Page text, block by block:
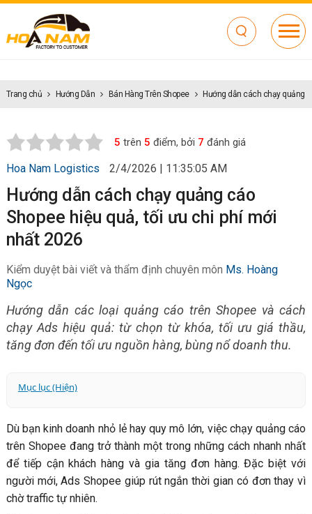
Trang chủ Hướng Dẫn Bán Hàng Trên Shopee Hướng dẫn cách chạy quảng
5 trên 5 điểm, bởi 7 đánh giá
Hoa Nam Logistics 2/4/2026 | 11:35:05 AM
Hướng dẫn cách chạy quảng cáo
Shopee hiệu quả, tối ưu chi phí mới
nhất 2026
Kiểm duyệt bài viết và thẩm định chuyên môn Ms. Hoàng
Ngọc
Hướng dẫn các loại quảng cáo trên Shopee và cách
chạy Ads hiệu quả: từ chọn từ khóa, tối ưu giá thầu,
tăng đơn đến tối ưu nguồn hàng, bùng nổ doanh thu.
Mục lục (Hiện)
2. Có nên chạy Ads Shopee không?
3. Tổng hợp các hình thức quảng cáo Shopee & cách lựa
chọn hiệu quả
3.1. Quảng cáo Tìm kiếm (Search Ads)
3.2. Quảng cáo Tìm Kiếm Shop
Dù bạn kinh doanh nhỏ lẻ hay quy mô lớn, việc chạy quảng cáo
trên Shopee đang trở thành một trong những cách nhanh nhất
để tiếp cận khách hàng và gia tăng đơn hàng. Đặc biệt với
người mới, Ads Shopee giúp rút ngắn thời gian có đơn thay vì
chờ traffic tự nhiên.